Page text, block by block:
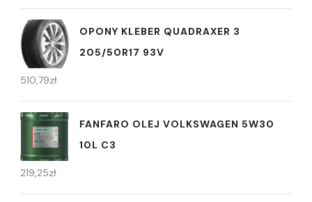
OPONY KLEBER QUADRAXER 3
205/50R17 93V
510,79zł
FANFARO OLEJ VOLKSWAGEN 5W30
10L C3
219,25zł